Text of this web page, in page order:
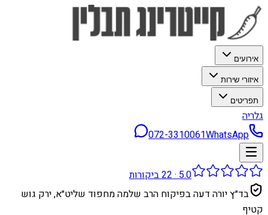
אירועים
איזורי שירות
תפריטים
גלריה
072-3310061WhatsApp
5.0
·
22ביקורות
בד״ץ יורה דעה בפיקוח הרב שלמה מחפוד שליט״א, ירק גוש
קטיף